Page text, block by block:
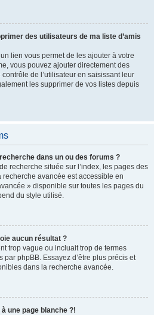
des utilisateurs de ma liste d’amis
lien vous permet de les ajouter à votre
vous pouvez ajouter directement des
de l’utilisateur en saisissant leur
les supprimer de vos listes depuis
dans un ou des forums ?
recherche située sur l’index, les pages des
avancée est accessible en
» disponible sur toutes les pages du
du style utilisé.
aucun résultat ?
trop vague ou incluait trop de termes
phpBB. Essayez d’être plus précis et
dans la recherche avancée.
une page blanche ?!